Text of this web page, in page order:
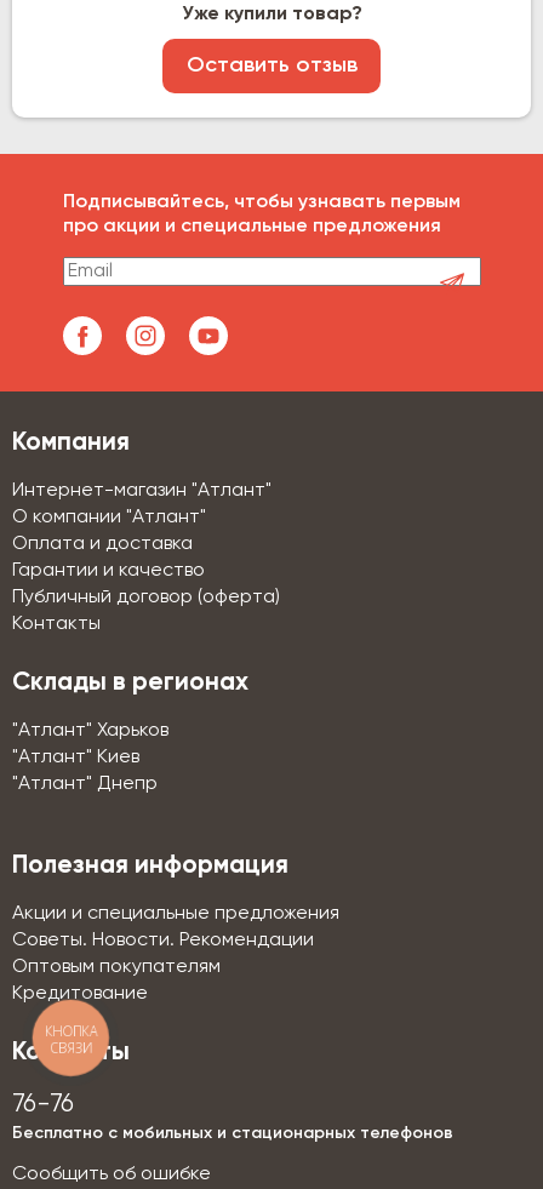
Уже купили товар?
Оставить отзыв
Подписывайтесь, чтобы узнавать первым
про акции и специальные предложения
Компания
Интернет-магазин "Атлант"
О компании "Атлант"
Оплата и доставка
Гарантии и качество
Публичный договор (оферта)
Контакты
Склады в регионах
"Атлант" Харьков
"Атлант" Киев
"Атлант" Днепр
Полезная информация
Акции и специальные предложения
Советы. Новости. Рекомендации
Оптовым покупателям
Кредитование
Контакты
76-76
Бесплатно с мобильных и стационарных телефонов
Сообщить об ошибке
КНОПКА
СВЯЗИ